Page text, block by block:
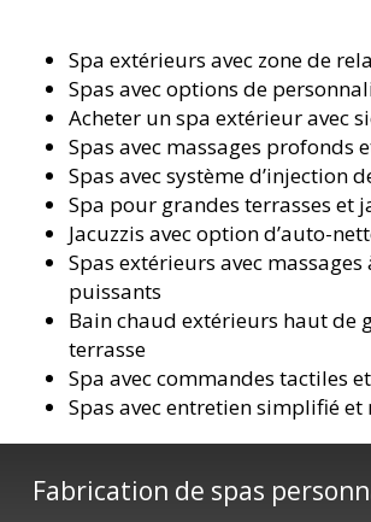
Spa extérieurs avec zone de
Spas avec options de
Acheter un spa extérieur avec
Spas avec massages profonds
Spas avec système d’injection
Spa pour grandes terrasses et
Jacuzzis avec option d’auto-
Spas extérieurs avec massages
puissants
Bain chaud extérieurs haut de
terrasse
Spa avec commandes tactiles
Spas avec entretien simplifié et
Fabrication de spas